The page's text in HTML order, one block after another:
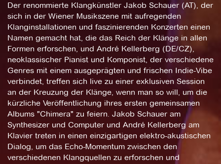
Der renommierte Klangkünstler Jakob Schauer (AT), der
sich in der Wiener Musikszene mit aufregenden
Klanginstallationen und faszinierenden Konzerten einen
Namen gemacht hat, die das Reich der Klänge in allen
Formen erforschen, und André Kellerberg (DE/CZ),
neoklassischer Pianist und Komponist, der verschiedene
Genres mit einem ausgeprägten und frischen Indie-Vibe
verbindet, treffen sich live zu einer exklusiven Session
an der Kreuzung der Klänge, wenn man so will, um die
kürzliche Veröffentlichung ihres ersten gemeinsamen
Albums "Chimera" zu feiern. Jakob Schauer am
Synthesizer und Computer und André Kellerberg am
Klavier treten in einen einzigartigen elektro-akustischen
Dialog, um das Echo-Momentum zwischen den
verschiedenen Klangquellen zu erforschen und